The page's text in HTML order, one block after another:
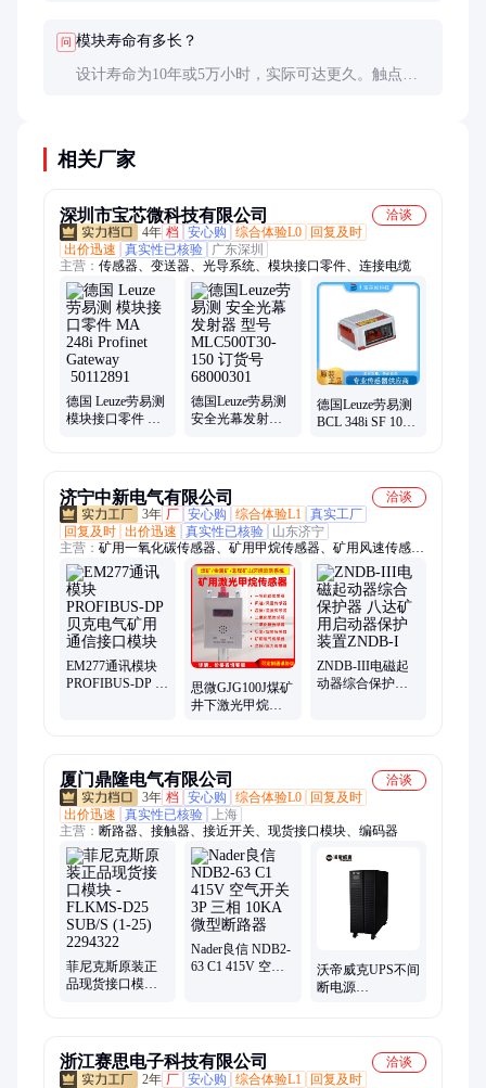
问 模块寿命有多长？
设计寿命为10年或5万小时，实际可达更久。触点机
相关厂家
深圳市宝芯微科技有限公司
洽谈
4年 档 安心购 综合体验L0
回复及时
出价迅速
真实性已核验
广东深圳
主营： 传感器、变送器、光导系统、模块接口零件、连接电缆
德国 Leuze劳易测
模块接口零件 MA
德国Leuze劳易测
安全光幕发射器
德国Leuze劳易测
BCL 348i SF 102
济宁中新电气有限公司
洽谈
3年 厂 安心购 综合体验L1 真实工厂
回复及时 出价迅速 真实性已核验
山东济宁
主营： 矿用一氧化碳传感器、矿用甲烷传感器、矿用风速传感
器、EM277通讯模块、矿用氧气传感器、矿用压力传感器、矿用
二氧化碳传感器、矿用负压传感器、矿用风压传感器、矿用二氧
化氮传感器、矿用差压传感器、矿用管道压力传感器、矿用温湿
度传感器、矿用二氧化硫传感器、矿用温度传感器、煤矿用激光
甲烷传感器、矿用投入式液位传感器、开停传感器、矿用硫化氢
传感器、矿用烟雾传感器、矿用双向风速传感器、矿用风速风向
传感器、矿用氢气传感器、煤矿用低浓度甲烷传感器、煤矿用一
EM277通讯模块
PROFIBUS-DP 贝
思微GJG100J煤矿
井下激光甲烷传
ZNDB-III电磁起
动器综合保护器
厦门鼎隆电气有限公司
洽谈
3年 档 安心购 综合体验L0
回复及时
出价迅速
真实性已核验
上海
主营： 断路器、接触器、接近开关、现货接口模块、编码器
菲尼克斯原装正
品现货接口模块 -
Nader良信 NDB2-
63 C1 415V 空气
沃帝威克UPS不间
断电源
浙江赛思电子科技有限公司
洽谈
2年 厂 安心购 综合体验L1 回复及时